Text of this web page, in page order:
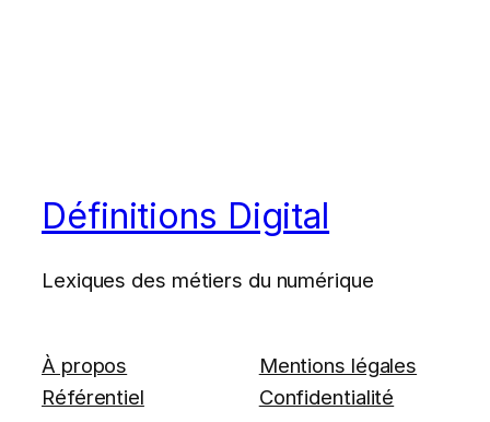
Définitions Digital
Lexiques des métiers du numérique
À propos
Référentiel
Mentions légales
Confidentialité